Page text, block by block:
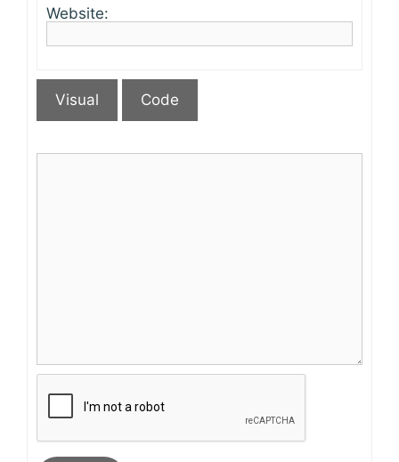
Website:
Visual Code